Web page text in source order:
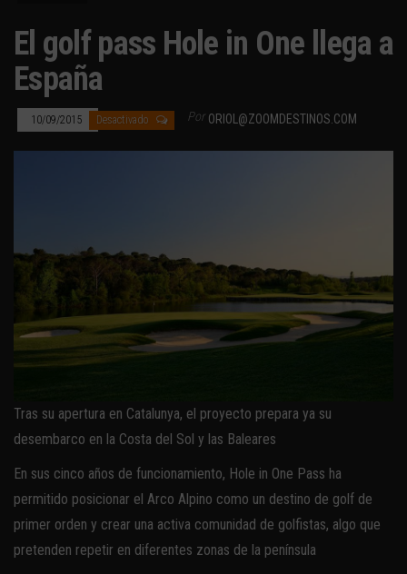
El golf pass Hole in One llega a
España
10/09/2015 Desactivado Por ORIOL@ZOOMDESTINOS.COM
Tras su apertura en Catalunya, el proyecto prepara ya su
desembarco en la Costa del Sol y las Baleares
En sus cinco años de funcionamiento, Hole in One Pass ha
permitido posicionar el Arco Alpino como un destino de golf de
primer orden y crear una activa comunidad de golfistas, algo que
pretenden repetir en diferentes zonas de la península